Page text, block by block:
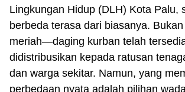
Lingkungan Hidup (DLH) Kota Palu,
berbeda terasa dari biasanya.
meriah—daging kurban telah
didistribusikan kepada ratusan
dan warga sekitar. Namun, yang
perbedaan nyata adalah pilihan